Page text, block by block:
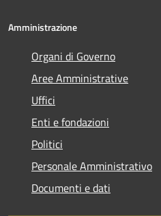
Amministrazione
Organi di Governo
Aree Amministrative
Uffici
Enti e fondazioni
Politici
Personale Amministrativo
Documenti e dati